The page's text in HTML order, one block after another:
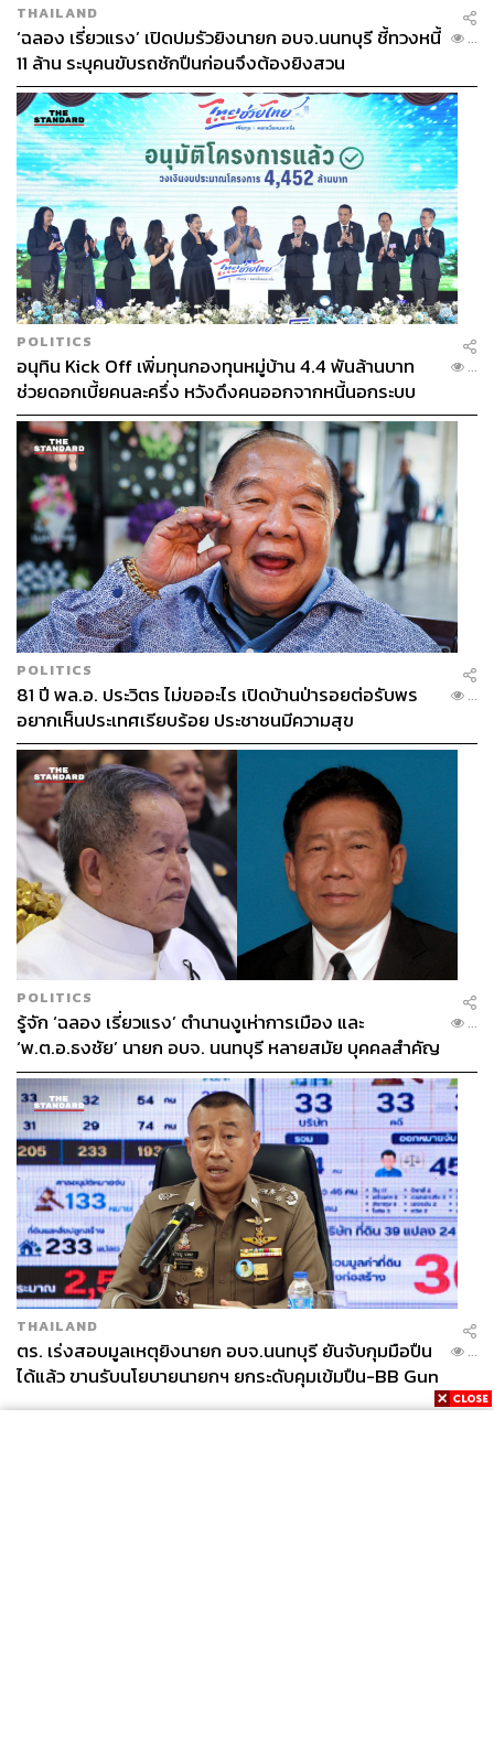
THAILAND
‘ฉลอง เรี่ยวแรง’ เปิดปมรัวยิงนายก อบจ.นนทบุรี ชี้ทวงหนี้
11 ล้าน ระบุคนขับรถชักปืนก่อนจึงต้องยิงสวน
...
POLITICS
อนุทิน Kick Off เพิ่มทุนกองทุนหมู่บ้าน 4.4 พันล้านบาท
ช่วยดอกเบี้ยคนละครึ่ง หวังดึงคนออกจากหนี้นอกระบบ
...
POLITICS
81 ปี พล.อ. ประวิตร ไม่ขออะไร เปิดบ้านป่ารอยต่อรับพร
อยากเห็นประเทศเรียบร้อย ประชาชนมีความสุข
...
POLITICS
รู้จัก ‘ฉลอง เรี่ยวแรง’ ตำนานงูเห่าการเมือง และ
‘พ.ต.อ.ธงชัย’ นายก อบจ. นนทบุรี หลายสมัย บุคคลสำคัญ
ในเหตุยิง
...
THAILAND
ตร. เร่งสอบมูลเหตุยิงนายก อบจ.นนทบุรี ยันจับกุมมือปืน
ได้แล้ว ขานรับนโยบายนายกฯ ยกระดับคุมเข้มปืน-BB Gun
...